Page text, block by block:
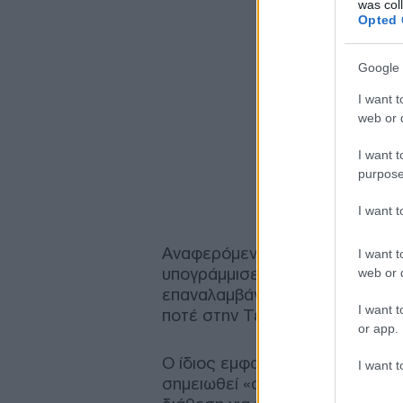
was
Opted
Google
I want
web or
I want
I want
I want
web or
I want
or app.
I want
Αναφερόμενος στην ευρύτερη
υπογράμμισε ότι υπάρχουν
επαναλαμβάνοντας την πάγια
ποτέ στην Τεχεράνη να
Ο ίδιος εμφανίστηκε
σημειωθεί «σημαντική πρόοδο»